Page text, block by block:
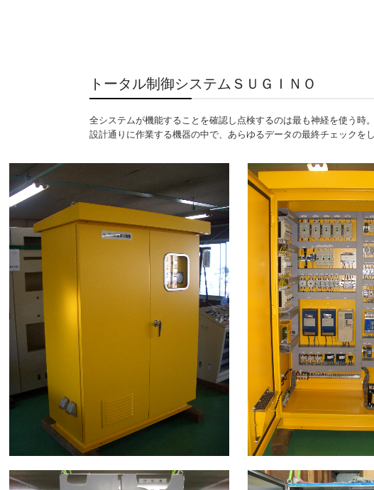
トータル制御システムＳＵＧＩＮＯ
全システムが機能することを確認し点検するのは最も神経を使う時。
設計通りに作業する機器の中で、あらゆるデータの最終チェックを